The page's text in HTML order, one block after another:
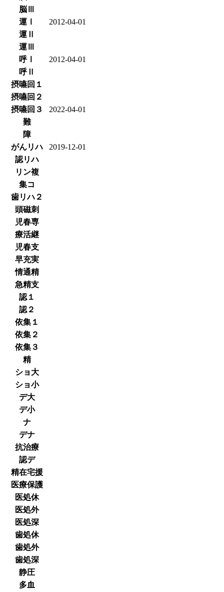
脳Ⅲ
運Ⅰ
2012-04-01
運Ⅱ
運Ⅲ
呼Ⅰ
2012-04-01
呼Ⅱ
摂嚥回１
摂嚥回２
摂嚥回３
2022-04-01
難
障
がんリハ
2019-12-01
認リハ
リン複
集コ
歯リハ２
頭磁刺
児春専
療活継
児春支
早充実
情通精
急精支
認１
認２
依集１
依集２
依集３
精
ショ大
ショ小
デ大
デ小
ナ
デナ
抗治療
認デ
精在宅援
医療保護
医処休
医処外
医処深
歯処休
歯処外
歯処深
静圧
多血